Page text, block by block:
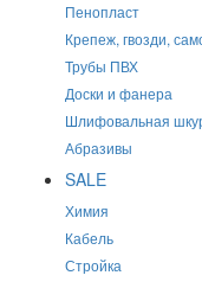
Пенопласт
Крепеж, гвозди,
Трубы ПВХ
Доски и фанера
Шлифовальная
Абразивы
SALE
Химия
Кабель
Стройка